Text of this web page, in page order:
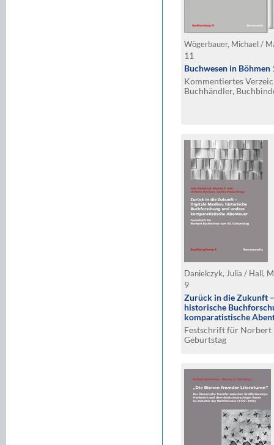
Wögerbauer, Michael /
11
Buchwesen in
Kommentiertes
Buchhändler,
9
Zurück in die Zukunft
historische
komparatistische
Festschrift für Norbert
Geburtstag